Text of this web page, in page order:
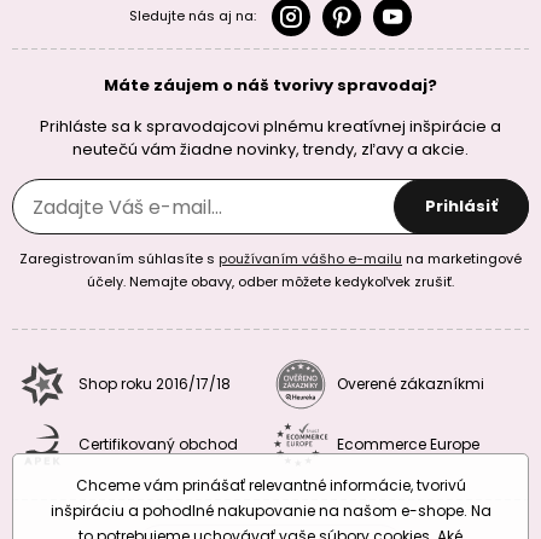
Sledujte nás aj na:
Máte záujem o náš tvorivy spravodaj?
Prihláste sa k spravodajcovi plnému kreatívnej inšpirácie a
neutečú vám žiadne novinky, trendy, zľavy a akcie.
Prihlásiť
Zaregistrovaním súhlasíte s používaním vášho e-mailu na marketingové
účely. Nemajte obavy, odber môžete kedykoľvek zrušiť.
Shop roku 2016/17/18 Overené zákazníkmi
Certifikovaný obchod Ecommerce Europe
Chceme vám prinášať relevantné informácie, tvorivú
inšpiráciu a pohodlné nakupovanie na našom e-shope. Na